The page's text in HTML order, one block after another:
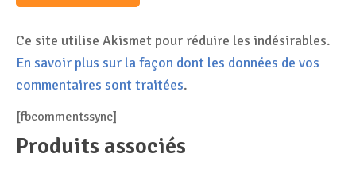
Ce site utilise Akismet pour réduire les indésirables.
En savoir plus sur la façon dont les données de vos
commentaires sont traitées.
[fbcommentssync]
Produits associés